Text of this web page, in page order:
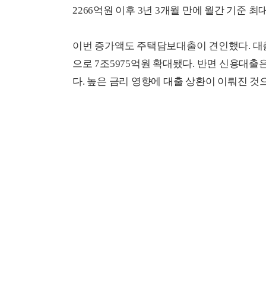
2266억원 이후 3년 3개월 만에 월간 기준 최
이번 증가액도 주택담보대출이 견인했다.
으로 7조5975억원 확대됐다. 반면 신용대출
다. 높은 금리 영향에 대출 상환이 이뤄진 것